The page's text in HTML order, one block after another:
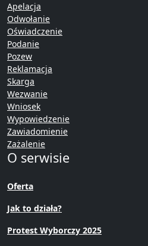
Apelacja
Odwołanie
Oświadczenie
Podanie
Pozew
Reklamacja
Skarga
Wezwanie
Wniosek
Wypowiedzenie
Zawiadomienie
Zażalenie
O serwisie
Oferta
Jak to działa?
Protest Wyborczy 2025